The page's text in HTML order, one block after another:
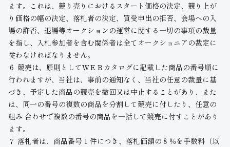
ます。これは、競り売りにおけるスタート価格の決定、競り上が
り価格の幅の決定、落札者の決定、買受申出の拒否、会場への入
場の許否、退場等オークションの運営に関する一切の事項の裁量
を指し、入札参加者を含む関係者は全てオークショニアの裁定に
従わなければなりません。
６ 競売は、原則としてＷＥＢカタログに記載した商品の番号順に
行われますが、当社は、事前の通知なく、当社の任意の裁量に基
づき、予定した商品の競売を撤回又は中止することがあり、また
は、同一の番号の複数の商品を分割して競売に付したり、任意の
組み 合わせで複数の番号の商品を一括して競売に付すことがあり
ます。
７ 落札者は、商品番号 1 件につき、落札価額の８％を手数料（以